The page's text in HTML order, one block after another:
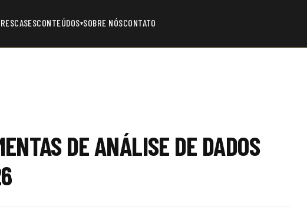
CASESCONTEÚDOS▾SOBRE NÓSCONTATO
DE ANÁLISE DE DADOS